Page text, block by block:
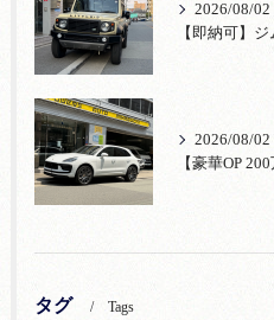
2026/08/02
2026/08/02
タグ Tags